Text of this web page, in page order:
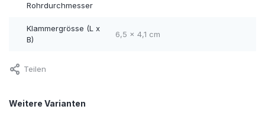
Rohrdurchmesser
Klammergrösse (L x
B)
6,5 x 4,1 cm
Teilen
Weitere Varianten